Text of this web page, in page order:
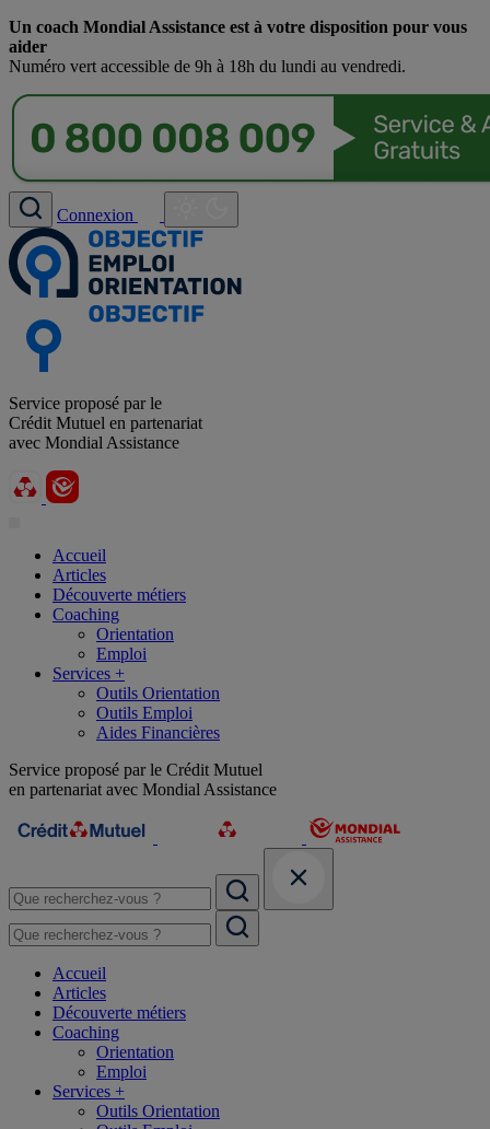
Un coach Mondial Assistance est à votre disposition pour vous
aider
Numéro vert accessible de 9h à 18h du lundi au vendredi.
Connexion
Service proposé par le
Crédit Mutuel en partenariat
avec Mondial Assistance
Accueil
Articles
Découverte métiers
Coaching
Orientation
Emploi
Services +
Outils Orientation
Outils Emploi
Aides Financières
Service proposé par le Crédit Mutuel
en partenariat avec Mondial Assistance
Accueil
Articles
Découverte métiers
Coaching
Orientation
Emploi
Services +
Outils Orientation